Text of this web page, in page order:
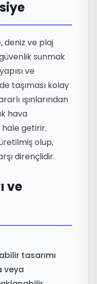
deniz ve plaj
sunmak
ve
taşıması kolay
ışınlarından
hava
getirir.
olup,
dirençlidir.
ve
tasarımı
veya